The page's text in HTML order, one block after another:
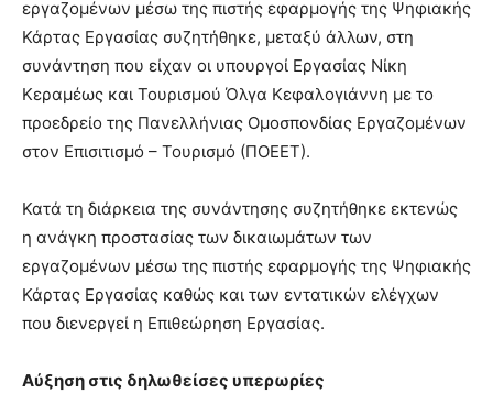
εργαζομένων μέσω της πιστής εφαρμογής της Ψηφιακής
Κάρτας Εργασίας συζητήθηκε, μεταξύ άλλων, στη
συνάντηση που είχαν οι υπουργοί Εργασίας Νίκη
Κεραμέως και Τουρισμού Όλγα Κεφαλογιάννη με το
προεδρείο της Πανελλήνιας Ομοσπονδίας Εργαζομένων
στον Επισιτισμό – Τουρισμό (ΠΟΕΕΤ).
Κατά τη διάρκεια της συνάντησης συζητήθηκε εκτενώς
η ανάγκη προστασίας των δικαιωμάτων των
εργαζομένων μέσω της πιστής εφαρμογής της Ψηφιακής
Κάρτας Εργασίας καθώς και των εντατικών ελέγχων
που διενεργεί η Επιθεώρηση Εργασίας.
Αύξηση στις δηλωθείσες υπερωρίες